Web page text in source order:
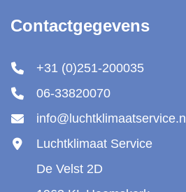
Contactgegevens
+31 (0)251-200035
06-33820070
info@luchtklimaatservice.nl
Luchtklimaat Service
De Velst 2D